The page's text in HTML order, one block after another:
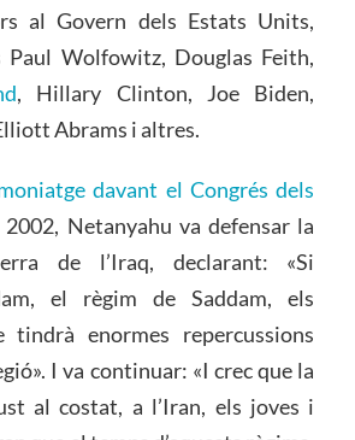
al Govern dels Estats Units,
Paul Wolfowitz, Douglas Feith,
, Hillary Clinton, Joe Biden,
Abrams i altres.
davant el Congrés dels
2002, Netanyahu va defensar la
de l’Iraq, declarant: «Si
el règim de Saddam, els
tindrà enormes repercussions
I va continuar: «I crec que la
al costat, a l’Iran, els joves i